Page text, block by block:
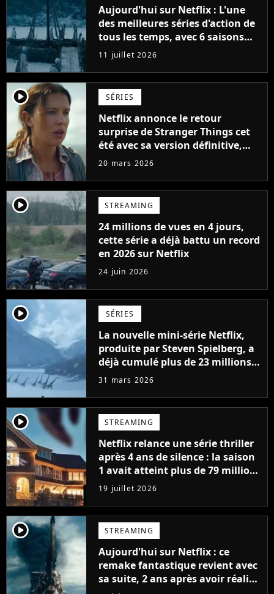
Aujourd'hui sur Netflix : L'une
des meilleures séries d'action de
tous les temps, avec 6 saisons
parfaites
11 juillet 2026
player2 SÉRIES
Netflix annonce le retour
surprise de Stranger Things cet
été avec sa version définitive,
une décision historique
20 mars 2026
player2 STREAMING
24 millions de vues en 4 jours,
cette série a déjà battu un record
en 2026 sur Netflix
24 juin 2026
player2 SÉRIES
La nouvelle mini-série Netflix,
produite par Steven Spielberg, a
déjà cumulé plus de 23 millions
de vues
31 mars 2026
player2 STREAMING
Netflix relance une série thriller
après 4 ans de silence : la saison
1 avait atteint plus de 79 millions
de vues
19 juillet 2026
player2 STREAMING
Aujourd'hui sur Netflix : ce
remake fantastique revient avec
sa suite, 2 ans après avoir réalisé